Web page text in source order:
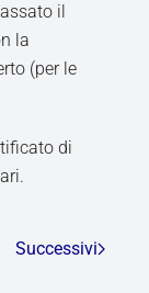
il
la
(per le
di
Successivi